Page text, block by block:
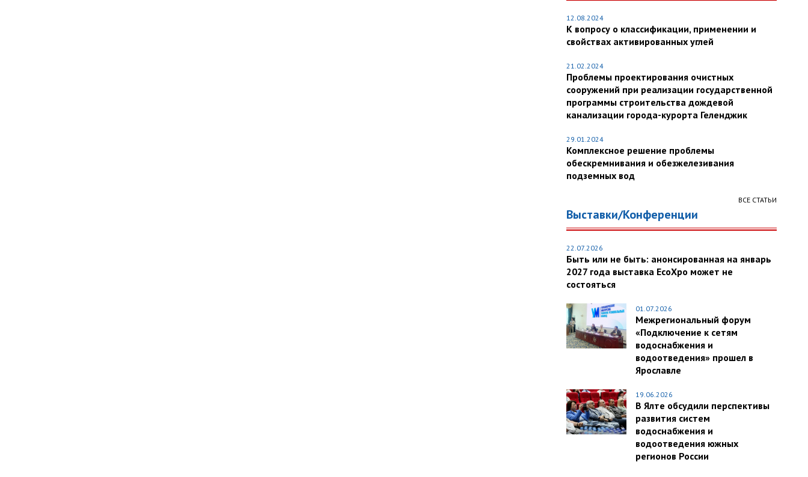
12.08.2024
К вопросу о классификации, применении и
свойствах активированных углей
21.02.2024
Проблемы проектирования очистных
сооружений при реализации государственной
программы строительства дождевой
канализации города-курорта Геленджик
29.01.2024
Комплексное решение проблемы
обескремнивания и обезжелезивания
подземных вод
ВСЕ СТАТЬИ
Выставки/Конференции
22.07.2026
Быть или не быть: анонсированная на январь
2027 года выставка EcoXpo может не
состояться
01.07.2026
Межрегиональный форум
«Подключение к сетям
водоснабжения и
водоотведения» прошел в
Ярославле
19.06.2026
В Ялте обсудили перспективы
развития систем
водоснабжения и
водоотведения южных
регионов России